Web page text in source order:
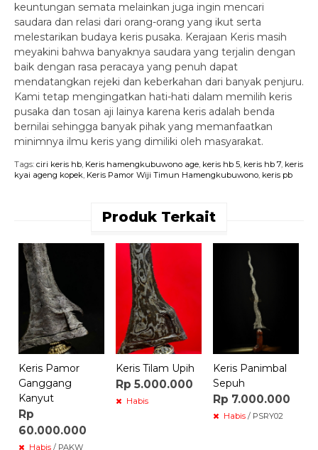
keuntungan semata melainkan juga ingin mencari
saudara dan relasi dari orang-orang yang ikut serta
melestarikan budaya keris pusaka. Kerajaan Keris masih
meyakini bahwa banyaknya saudara yang terjalin dengan
baik dengan rasa peracaya yang penuh dapat
mendatangkan rejeki dan keberkahan dari banyak penjuru.
Kami tetap mengingatkan hati-hati dalam memilih keris
pusaka dan tosan aji lainya karena keris adalah benda
bernilai sehingga banyak pihak yang memanfaatkan
minimnya ilmu keris yang dimiliki oleh masyarakat.
Tags: ciri keris hb, Keris hamengkubuwono age, keris hb 5, keris hb 7, keris
kyai ageng kopek, Keris Pamor Wiji Timun Hamengkubuwono, keris pb
Produk Terkait
Keris Pamor
Ganggang
Kanyut
Rp
60.000.000
Habis / PAKW
Keris Tilam Upih
Rp 5.000.000
Habis
Keris Panimbal
Sepuh
Rp 7.000.000
Habis / PSRY02